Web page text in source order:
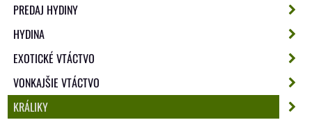
PREDAJ HYDINY
HYDINA
EXOTICKÉ VTÁCTVO
VONKAJŠIE VTÁCTVO
KRÁLIKY